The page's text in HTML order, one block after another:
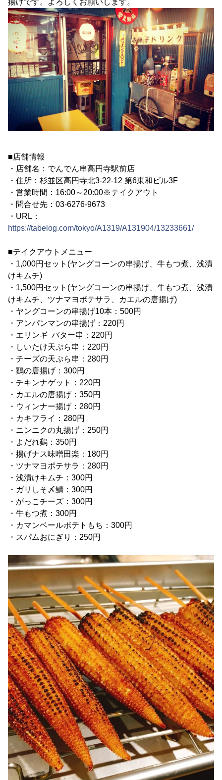
■店舗情報
・店舗名：でんでん串高円寺駅前店
・住所：杉並区高円寺北3-22-12 第6東和ビル3F
・営業時間：16:00～20:00※テイクアウト
・問合せ先：03-6276-9673
・URL：
https://tabelog.com/tokyo/A1319/A131904/13233661/
■テイクアウトメニュー
・1,000円セット(ヤングコーンの串揚げ、牛もつ煮、浅漬
けキムチ)
・1,500円セット(ヤングコーンの串揚げ、牛もつ煮、浅漬
けキムチ、ツナマヨポテサラ、カエルの唐揚げ)
・ヤングコーンの串揚げ10本：500円
・アンパンマンの串揚げ：220円
・エリンギ バター串：220円
・しいたけ天ぷら串：220円
・チーズの天ぷら串：280円
・鷄の唐揚げ：300円
・チキンナゲット：220円
・カエルの唐揚げ：350円
・ウィンナー揚げ：280円
・カキフライ：280円
・ニンニクの丸揚げ：250円
・よだれ鷄：350円
・揚げナス味噌田楽：180円
・ツナマヨポテサラ：280円
・浅漬けキムチ：300円
・ガリしそ〆鯖：300円
・がっこチーズ：300円
・牛もつ煮：300円
・カマンベールポテトもち：300円
・スパムおにぎり：250円